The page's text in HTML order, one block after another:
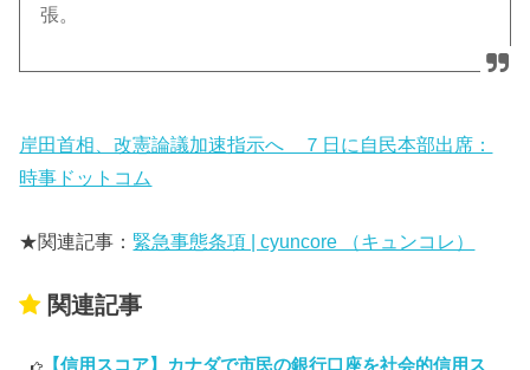
張。
岸田首相、改憲論議加速指示へ ７日に自民本部出席：
時事ドットコム
★関連記事： 緊急事態条項 | cyuncore （キュンコレ）
関連記事
【信用スコア】カナダで市民の銀行口座を社会的信用ス